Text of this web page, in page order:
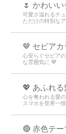
🌷 かわい
可愛さ溢れるチ
ただけの特別な
🤎 セピア
心安らぐセピア
な雰囲気に 🤎
💖 あふれ
心を奪われる愛
スマホを世界一
🔴 赤色テー